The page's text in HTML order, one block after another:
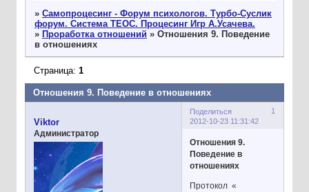
» Самопроцесинг - Форум психологов. Турбо-Суслик
форум. Система ТЕОС. Процесинг Игр А.Усачева.
» Проработка отношений » Отношения 9. Поведение
в отношениях
Отношения 9. Поведение в отношениях
Страница: 1
Поделиться
1
2012-10-23 11:31:42
Viktor
Администратор
Отношения 9.
Поведение в
отношениях
Протокол «